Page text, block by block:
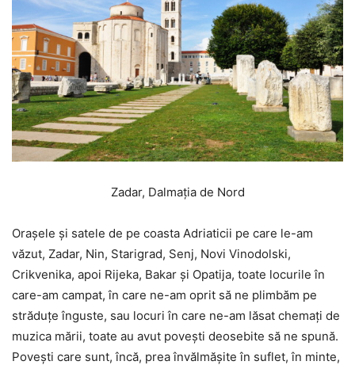
Zadar, Dalmația de Nord
Orașele și satele de pe coasta Adriaticii pe care le-am
văzut, Zadar, Nin, Starigrad, Senj, Novi Vinodolski,
Crikvenika, apoi Rijeka, Bakar și Opatija, toate locurile în
care-am campat, în care ne-am oprit să ne plimbăm pe
străduțe înguste, sau locuri în care ne-am lăsat chemați de
muzica mării, toate au avut povești deosebite să ne spună.
Povești care sunt, încă, prea învălmășite în suflet, în minte,